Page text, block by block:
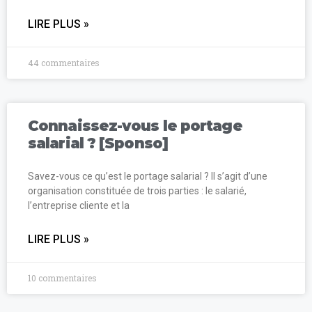
LIRE PLUS »
44 commentaires
Connaissez-vous le portage
salarial ? [Sponso]
Savez-vous ce qu’est le portage salarial ? Il s’agit d’une
organisation constituée de trois parties : le salarié,
l’entreprise cliente et la
LIRE PLUS »
10 commentaires